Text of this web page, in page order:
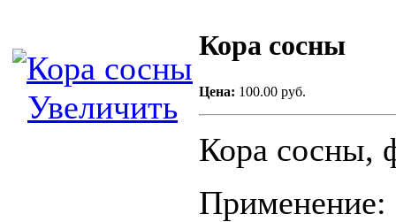
Увеличить
Кора сосны
Цена: 100.00 руб.
Кора сосны,
Применение: